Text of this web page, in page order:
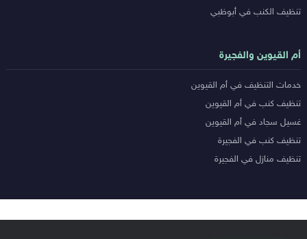
تنظيف الكنب في أبوظبي
أم القيوين والفجيرة
خدمات التنظيف في أم القيوين
تنظيف كنب في أم القيوين
غسيل سجاد في أم القيوين
تنظيف كنب في الفجيرة
تنظيف منازل في الفجيرة